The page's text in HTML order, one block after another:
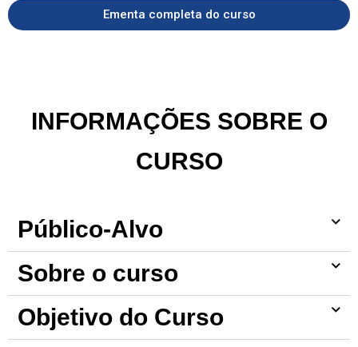
Ementa completa do curso
INFORMAÇÕES SOBRE O
CURSO
Público-Alvo
Sobre o curso
Objetivo do Curso